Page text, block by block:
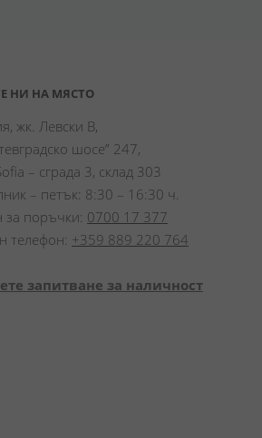
НИ НА МЯСТО
жк. Левски В,
шосе” 247,
– сграда 3, склад 303
– петък: 8:30 – 16:30 ч.
за поръчки: 0700 17 377
телефон: +359 889 220 764
запитване за наличност